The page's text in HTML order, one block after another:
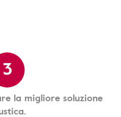
3
la migliore soluzione